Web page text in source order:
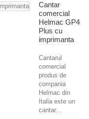
Cantar
comercial
Helmac GP4
Plus cu
imprimanta
Cantarul
comercial
produs de
compania
Helmac din
Italia este un
cantar...